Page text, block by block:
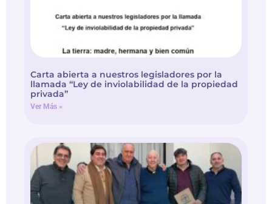
llamada “Ley de inviolabilidad de la propiedad
privada”
Ver Más »